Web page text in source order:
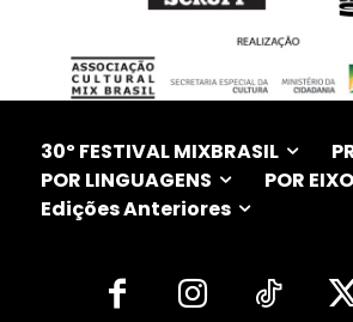
30º FESTIVAL MIXBRASIL
POR LINGUAGENS
POR
Edições Anteriores